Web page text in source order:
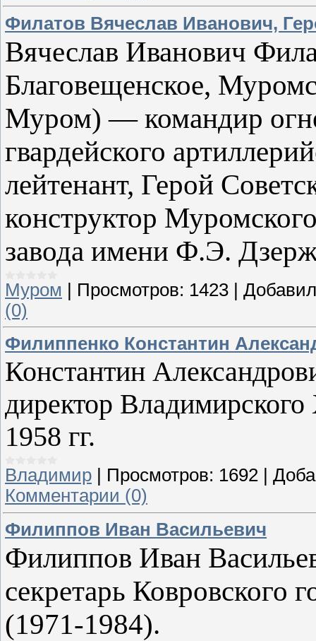
Филатов Вячеслав Иванович,
Вячеслав Иванович
Благовещенское,
Муром) — командир
гвардейского
лейтенант, Герой
конструктор
завода имени Ф.Э.
Муром | Просмотров: 1423 |
(0)
Филиппенко Константин
Константин
директор
1958 гг.
Владимир Просмотров: 1692
Комментарии (0)
Филиппов Иван Васильевич
Филиппов Иван
секретарь Ковровского
(1971-1984).